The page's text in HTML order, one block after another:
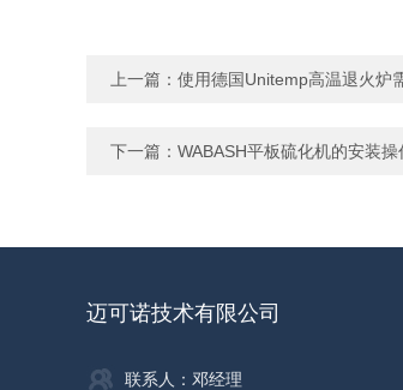
上一篇： 使用德国Unitemp高温退火炉
下一篇： WABASH平板硫化机的安装
迈可诺技术有限公司
联系人：邓经理